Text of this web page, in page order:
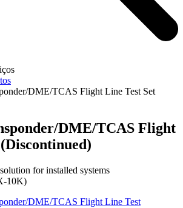
DME/TCAS Flight Line Test Set
DME/TCAS Flight
for installed systems
10K)
DME/TCAS Flight Line Test